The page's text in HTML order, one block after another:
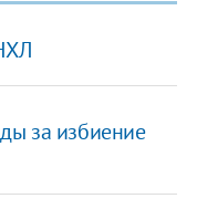
за избиение